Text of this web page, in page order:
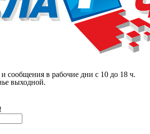
сообщения в рабочие дни с 10 до 18 ч.
выходной.